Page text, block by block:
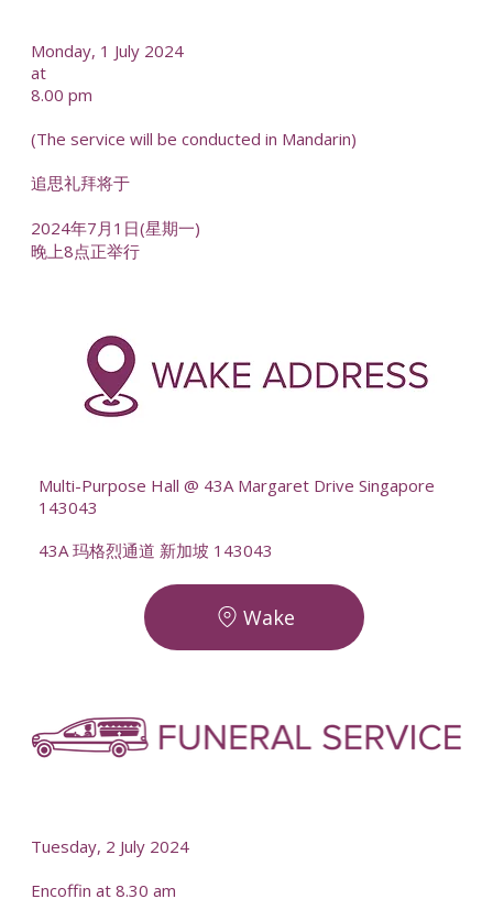
Monday, 1 July 2024
at
8.00 pm
(The service will be conducted in Mandarin)
追思礼拜将于
2024年7月1日(星期一)
晚上8点正举行
Multi-Purpose Hall @ 43A Margaret Drive Singapore
143043
43A 玛格烈通道 新加坡 143043
Wake
Tuesday, 2 July 2024
Encoffin at 8.30 am